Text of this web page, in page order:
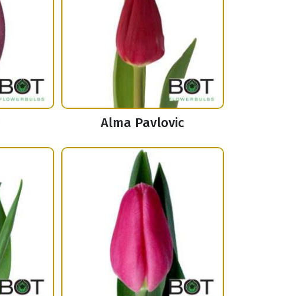
Alma Pavlovic